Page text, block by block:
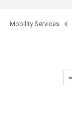
Mobility Services